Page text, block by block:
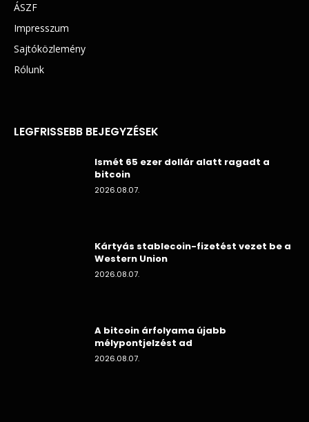
ÁSZF
Impresszum
Sajtóközlemény
Rólunk
LEGFRISSEBB BEJEGYZÉSEK
Ismét 65 ezer dollár alatt ragadt a
bitcoin
2026.08.07.
Kártyás stablecoin-fizetést vezet be a
Western Union
2026.08.07.
A bitcoin árfolyama újabb
mélypontjelzést ad
2026.08.07.